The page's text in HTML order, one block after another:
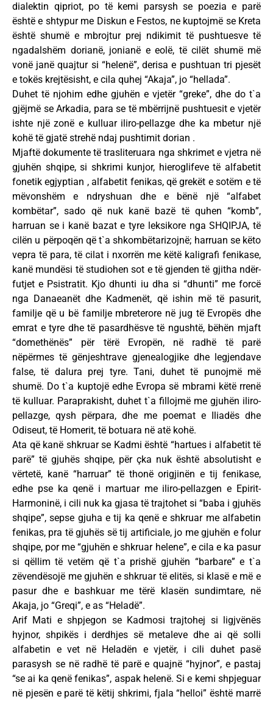
dialektin qipriot, po të kemi parsysh se poezia e parë
është e shtypur me Diskun e Festos, ne kuptojmë se Kreta
është shumë e mbrojtur prej ndikimit të pushtuesve të
ngadalshëm dorianë, jonianë e eolë, të cilët shumë më
vonë janë quajtur si “helenë”, derisa e pushtuan tri pjesët
e tokës krejtësisht, e cila quhej “Akaja”, jo “hellada”.
Duhet të njohim edhe gjuhën e vjetër “greke”, dhe do t`a
gjëjmë se Arkadia, para se të mbërrijnë pushtuesit e vjetër
ishte një zonë e kulluar iliro-pellazge dhe ka mbetur një
kohë të gjatë strehë ndaj pushtimit dorian .
Mjaftë dokumente të trasliteruara nga shkrimet e vjetra në
gjuhën shqipe, si shkrimi kunjor, hieroglifeve të alfabetit
fonetik egjyptian , alfabetit fenikas, që grekët e sotëm e të
mëvonshëm e ndryshuan dhe e bënë një “alfabet
kombëtar”, sado që nuk kanë bazë të quhen “komb”,
harruan se i kanë bazat e tyre leksikore nga SHQIPJA, të
cilën u përpoqën që t`a shkombëtarizojnë; harruan se këto
vepra të para, të cilat i nxorrën me këtë kaligrafi fenikase,
kanë mundësi të studiohen sot e të gjenden të gjitha ndër-
futjet e Psistratit. Kjo dhunti iu dha si “dhunti” me forcë
nga Danaeanët dhe Kadmenët, që ishin më të pasurit,
familje që u bë familje mbreterore në jug të Evropës dhe
emrat e tyre dhe të pasardhësve të ngushtë, bëhën mjaft
“domethënës” për tërë Evropën, në radhë të parë
nëpërmes të gënjeshtrave gjenealogjike dhe legjendave
false, të dalura prej tyre. Tani, duhet të punojmë më
shumë. Do t`a kuptojë edhe Evropa së mbrami këtë rrenë
të kulluar. Paraprakisht, duhet t`a fillojmë me gjuhën iliro-
pellazge, qysh përpara, dhe me poemat e Iliadës dhe
Odiseut, të Homerit, të botuara në atë kohë.
Ata që kanë shkruar se Kadmi është “hartues i alfabetit të
parë” të gjuhës shqipe, për çka nuk është absolutisht e
vërtetë, kanë “harruar” të thonë origjinën e tij fenikase,
edhe pse ka qenë i martuar me iliro-pellazgen e Epirit-
Harmoninë, i cili nuk ka gjasa të trajtohet si “baba i gjuhës
shqipe”, sepse gjuha e tij ka qenë e shkruar me alfabetin
fenikas, pra të gjuhës së tij artificiale, jo me gjuhën e folur
shqipe, por me “gjuhën e shkruar helene”, e cila e ka pasur
si qëllim të vetëm që t`a prishë gjuhën “barbare” e t`a
zëvendësojë me gjuhën e shkruar të elitës, si klasë e më e
pasur dhe e bashkuar me tërë klasën sundimtare, në
Akaja, jo “Greqi”, e as “Heladë”.
Arif Mati e shpjegon se Kadmosi trajtohej si ligjvënës
hyjnor, shpikës i derdhjes së metaleve dhe ai që solli
alfabetin e vet në Heladën e vjetër, i cili duhet pasë
parasysh se në radhë të parë e quajnë “hyjnor”, e pastaj
“se ai ka qenë fenikas”, aspak helenë. Si e kemi shpjeguar
në pjesën e parë të këtij shkrimi, fjala “helloi” është marrë